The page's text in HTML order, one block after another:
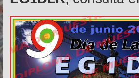
Riojanos
por
la
Radio